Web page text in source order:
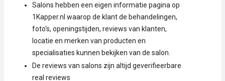
Salons hebben een eigen informatie pagina op
1Kapper.nl waarop de klant de behandelingen,
foto's, openingstijden, reviews van klanten,
locatie en merken van producten en
specialisaties kunnen bekijken van de salon.
De reviews van salons zijn altijd geverifieerbare
real reviews